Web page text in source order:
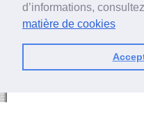
d’informations,
matière de cookies